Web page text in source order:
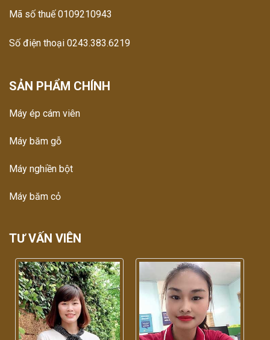
Mã số thuế 0109210943
Số điện thoại 0243.383.6219
SẢN PHẨM CHÍNH
Máy ép cám viên
Máy băm gỗ
Máy nghiền bột
Máy băm cỏ
TƯ VẤN VIÊN